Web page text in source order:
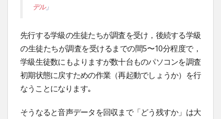
デル」
先行する学級の生徒たちが調査を受け，後続する学級
の生徒たちが調査を受けるまでの間5〜10分程度で，
学級生徒数にもよりますが数十台ものパソコンを調査
初期状態に戻すための作業（再起動でしょうか）を行
なうことになります｡
そうなると音声データを回収まで「どう残すか」は大